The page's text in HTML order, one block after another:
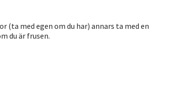
(ta med egen om du har) annars ta med en
du är frusen.